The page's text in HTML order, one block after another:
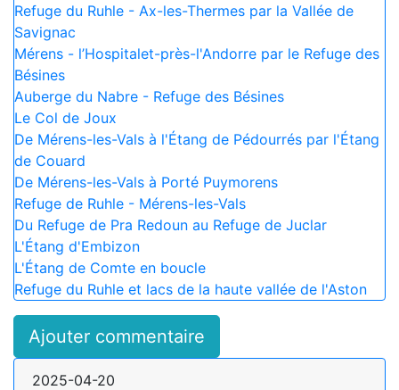
Refuge du Ruhle - Ax-les-Thermes par la Vallée de
Savignac
Mérens - l’Hospitalet-près-l'Andorre par le Refuge des
Bésines
Auberge du Nabre - Refuge des Bésines
Le Col de Joux
De Mérens-les-Vals à l'Étang de Pédourrés par l'Étang
de Couard
De Mérens-les-Vals à Porté Puymorens
Refuge de Ruhle - Mérens-les-Vals
Du Refuge de Pra Redoun au Refuge de Juclar
L'Étang d'Embizon
L'Étang de Comte en boucle
Refuge du Ruhle et lacs de la haute vallée de l'Aston
Ajouter commentaire
2025-04-20